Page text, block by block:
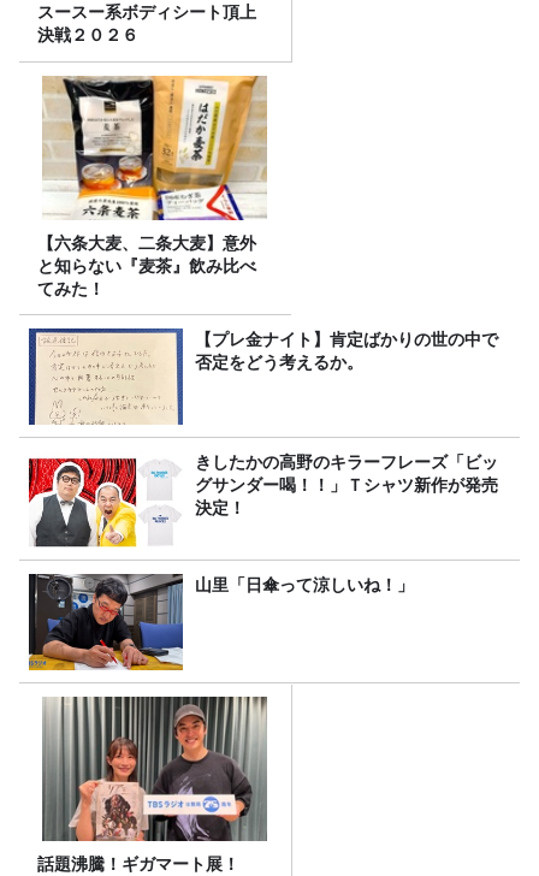
スースー系ボディシート頂上
決戦２０２６
【六条大麦、二条大麦】意外
と知らない『麦茶』飲み比べ
てみた！
【プレ金ナイト】肯定ばかりの世の中で
否定をどう考えるか。
きしたかの高野のキラーフレーズ「ビッ
グサンダー喝！！」Ｔシャツ新作が発売
決定！
山里「日傘って涼しいね！」
話題沸騰！ギガマート展！